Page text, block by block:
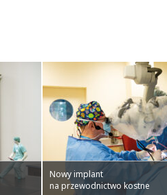
Nowy implant
na przewodnictwo kostne